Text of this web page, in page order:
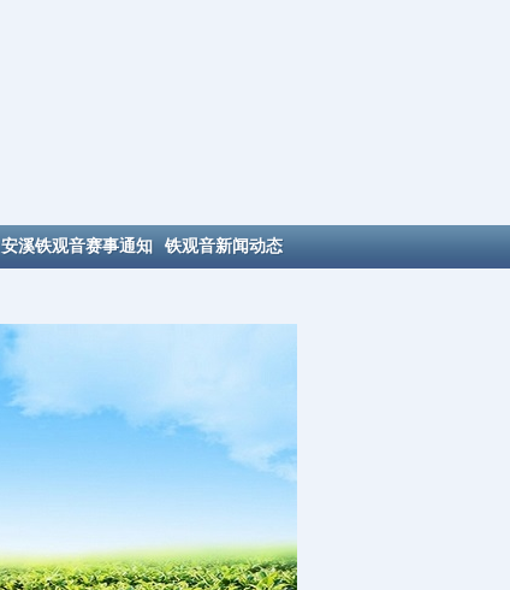
安溪铁观音赛事通知 铁观音新闻动态